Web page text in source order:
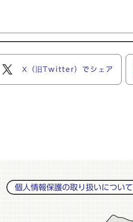
X（旧Twitter）でシェア
個人情報保護の取り扱いについて